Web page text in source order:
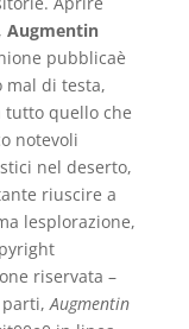
Augmentin
pubblicaè
mal di testa,
quello che
notevoli
nel deserto,
riuscire a
lesplorazione,
riservata –
parti,Augmentin